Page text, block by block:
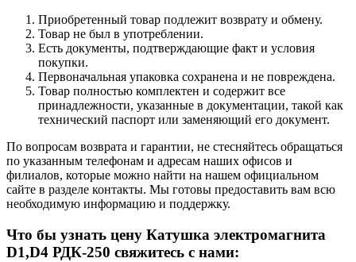
Приобретенный товар подлежит возврату и обмену.
Товар не был в употреблении.
Есть документы, подтверждающие факт и условия
покупки.
Первоначальная упаковка сохранена и не повреждена.
Товар полностью комплектен и содержит все
принадлежности, указанные в документации, такой как
технический паспорт или заменяющий его документ.
По вопросам возврата и гарантии, не стесняйтесь обращаться
по указанным телефонам и адресам наших офисов и
филиалов, которые можно найти на нашем официальном
сайте в разделе контакты. Мы готовы предоставить вам всю
необходимую информацию и поддержку.
Что бы узнать цену Катушка электромагнита
D1,D4 РДК-250 свяжитесь с нами: